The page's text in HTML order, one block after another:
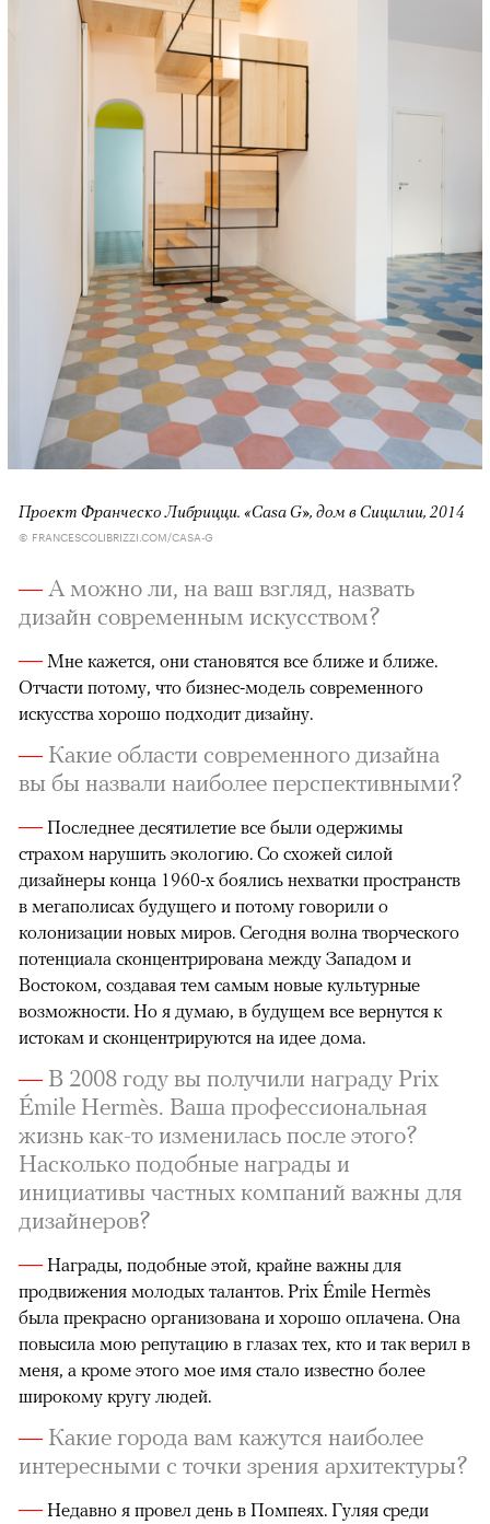
Проект Франческо Либрицци. «Casa G»​, дом в Сицилии, 2014
© FRANCESCOLIBRIZZI.COM/CASA-G
—А можно ли, на ваш взгляд, назвать
дизайн современным искусством?
—Мне кажется, они становятся все ближе и ближе.
Отчасти потому, что бизнес-модель современного
искусства хорошо подходит дизайну.
—Какие области современного дизайна
вы бы назвали наиболее перспективными?
—Последнее десятилетие все были одержимы
страхом нарушить экологию. Со схожей силой
дизайнеры конца 1960-х боялись нехватки пространств
в мегаполисах будущего и потому говорили о
колонизации новых миров. Сегодня волна творческого
потенциала сконцентрирована между Западом и
Востоком, создавая тем самым новые культурные
возможности. Но я думаю, в будущем все вернутся к
истокам и сконцентрируются на идее дома.
—В 2008 году вы получили награду Prix
Émile Hermès. Ваша профессиональная
жизнь как-то изменилась после этого?
Насколько подобные награды и
инициативы частных компаний важны для
дизайнеров?
—Награды, подобные этой, крайне важны для
продвижения молодых талантов. Prix Émile Hermès
была прекрасно организована и хорошо оплачена. Она
повысила мою репутацию в глазах тех, кто и так верил в
меня, а кроме этого мое имя стало известно более
широкому кругу людей.
—Какие города вам кажутся наиболее
интересными с точки зрения архитектуры?
—Недавно я провел день в Помпеях. Гуляя среди